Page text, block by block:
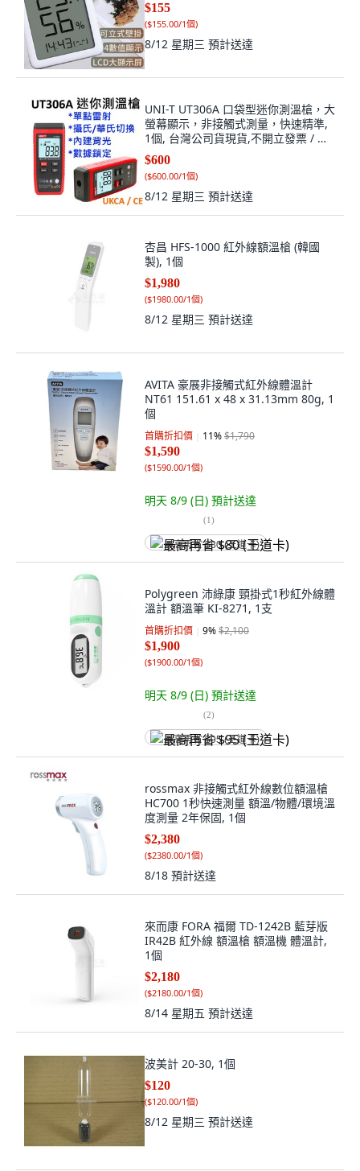
$155
($155.00/1個)
8/12 星期三 預計送達
UNI-T UT306A 口袋型迷你測溫槍，大
螢幕顯示，非接觸式測量，快速精準,
1個, 台灣公司貨現貨,不開立發票 / 非
報稅用收據
$600
($600.00/1個)
8/12 星期三 預計送達
杏昌 HFS-1000 紅外線額溫槍 (韓國
製), 1個
$1,980
($1980.00/1個)
8/12 星期三 預計送達
AVITA 豪展非接觸式紅外線體溫計
NT61 151.61 x 48 x 31.13mm 80g, 1
個
首購折扣價 11%$1,790
$1,590
($1590.00/1個)
明天 8/9 (日) 預計送達
(1)
最高再省 $80 (王道卡)
Polygreen 沛綠康 頸掛式1秒紅外線體
溫計 額溫筆 KI-8271, 1支
首購折扣價 9%$2,100
$1,900
($1900.00/1個)
明天 8/9 (日) 預計送達
(2)
最高再省 $95 (王道卡)
rossmax 非接觸式紅外線數位額溫槍
HC700 1秒快速測量 額溫/物體/環境溫
度測量 2年保固, 1個
$2,380
($2380.00/1個)
8/18 預計送達
來而康 FORA 福爾 TD-1242B 藍芽版
IR42B 紅外線 額溫槍 額溫機 體溫計,
1個
$2,180
($2180.00/1個)
8/14 星期五 預計送達
波美計 20-30, 1個
$120
($120.00/1個)
8/12 星期三 預計送達